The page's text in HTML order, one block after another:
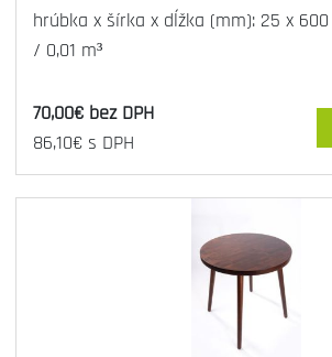
hrúbka x šírka x dĺžka (mm): 25 x
/ 0,01 m³
70,00€ bez DPH
86,10€ s DPH